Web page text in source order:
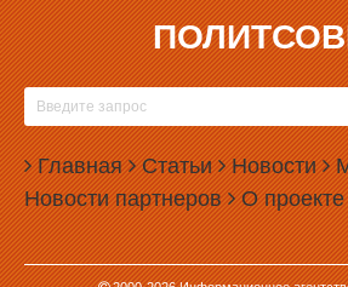
Главная Статьи Новости
Новости партнеров О проекте
24.10.2025, 10:14
ФСИН ПОДАЛА В СУД НА
СБЕЖАВШИХ ИЗ СИЗО
В Свердловской области учреждения
осужденным, которые в сентябре 2025
Екатеринбурге.
Как сообщили в пресс-службе судов